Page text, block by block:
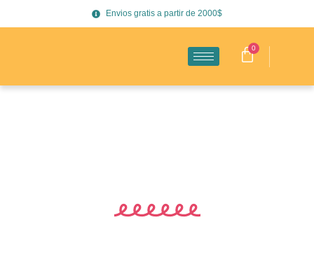
Envios gratis a partir de 2000$
0